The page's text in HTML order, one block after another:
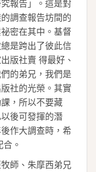
報告」。這是對
調查報告坊間的
密在其中。基督
是跨出了彼此信
版社賣 得最好、
的弟兄，我們是
社的光榮。其實
，所以不要藏
後可發揮的潛
作大調查時，希
。
師、朱摩西弟兄